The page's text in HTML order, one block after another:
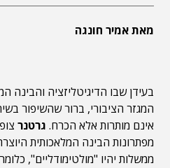
מאת אמיר חונגה
בעידן שבו הדיגיטליזציה והבינה
המגזר הציבורי, ברור שהשיפור
אינם מותרות אלא הכרח. גרטנר
ממשלות יהיו "מולטימודליים",